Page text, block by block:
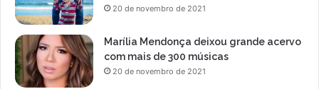
20 de novembro de 2021
Marília Mendonça deixou grande acervo
com mais de 300 músicas
20 de novembro de 2021